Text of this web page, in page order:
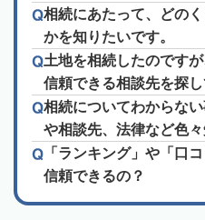
相続にあたって、どの
かを知りたいです。
土地を相続したのです
信頼できる相談先を探し
相続についてわからな
や相談先、法律など色々
「ランキング」や「口
信頼できるの？